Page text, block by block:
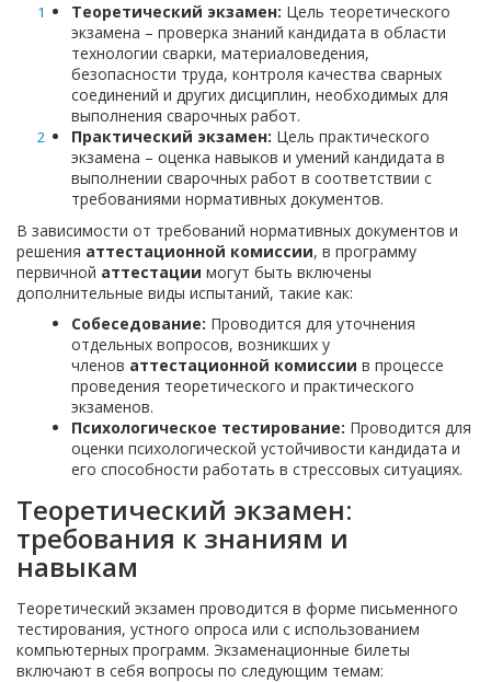
Теоретический экзамен: Цель теоретического
экзамена – проверка знаний кандидата в области
технологии сварки, материаловедения,
безопасности труда, контроля качества сварных
соединений и других дисциплин, необходимых для
выполнения сварочных работ.
Практический экзамен: Цель практического
экзамена – оценка навыков и умений кандидата в
выполнении сварочных работ в соответствии с
требованиями нормативных документов.
В зависимости от требований нормативных документов и
решения аттестационной комиссии, в программу
первичной аттестации могут быть включены
дополнительные виды испытаний, такие как:
Собеседование: Проводится для уточнения
отдельных вопросов, возникших у
членов аттестационной комиссии в процессе
проведения теоретического и практического
экзаменов.
Психологическое тестирование: Проводится для
оценки психологической устойчивости кандидата и
его способности работать в стрессовых ситуациях.
Теоретический экзамен:
требования к знаниям и
навыкам
Теоретический экзамен проводится в форме письменного
тестирования, устного опроса или с использованием
компьютерных программ. Экзаменационные билеты
включают в себя вопросы по следующим темам: